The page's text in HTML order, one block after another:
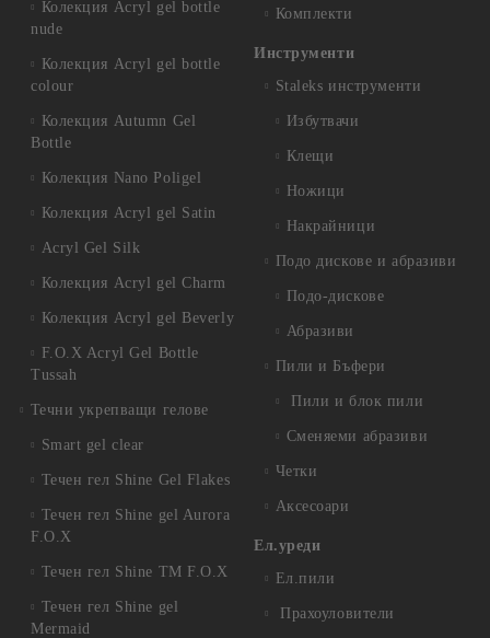
Колекция Acryl gel bottle
nude
Колекция Acryl gel bottle
colour
Колекция Autumn Gel
Bottle
Колекция Nano Poligel
Колекция Acryl gel Satin
Acryl Gel Silk
Колекция Acryl gel Charm
Колекция Acryl gel Beverly
F.O.X Acryl Gel Bottle
Tussah
Течни укрепващи гелове
Smart gel clear
Течен гел Shine Gel Flakes
Течен гел Shine gel Aurora
F.O.X
Течен гел Shine TM F.O.X
Течен гел Shine gel
Mermaid
Комплекти
Инструменти
Staleks инструменти
Избутвачи
Клещи
Ножици
Накрайници
Подо дискове и абразиви
Подо-дискове
Абразиви
Пили и Бъфери
Пили и блок пили
Сменяеми абразиви
Четки
Аксесоари
Ел.уреди
Ел.пили
Прахоуловители